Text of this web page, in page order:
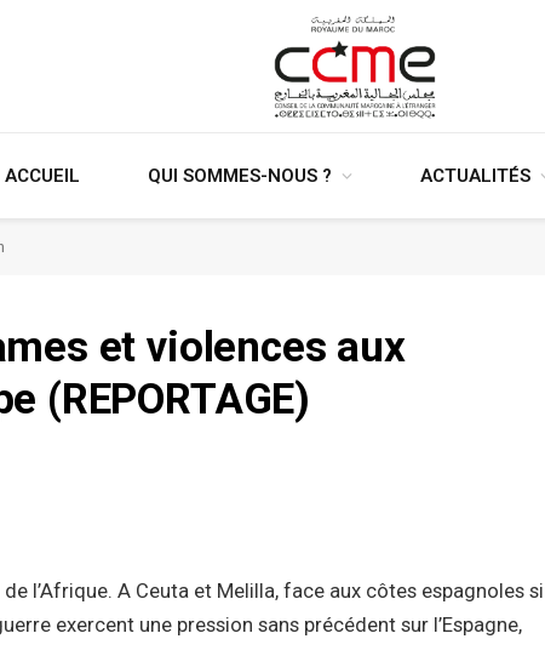
ACCUEIL QUI SOMMES-NOUS ? ACTUALITÉS
et violences aux
(REPORTAGE)
l’Afrique. A Ceuta et Melilla, face aux côtes espagnoles si
exercent une pression sans précédent sur l’Espagne,